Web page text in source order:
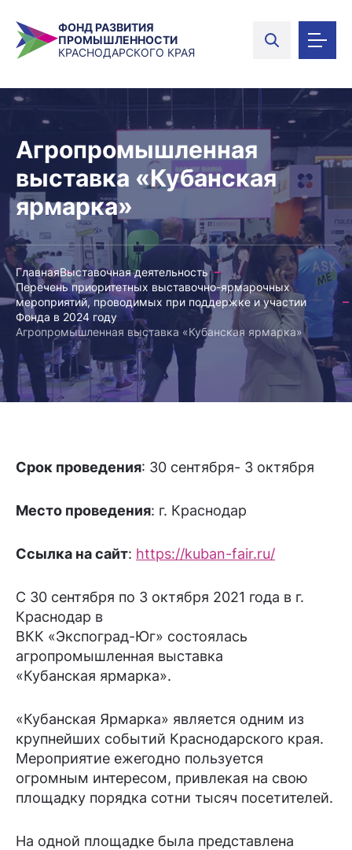
ФОНД РАЗВИТИЯ
ПРОМЫШЛЕННОСТИ
КРАСНОДАРСКОГО КРАЯ
Агропромышленная
выставка «Кубанская
ярмарка»
ГлавнаяВыставочная деятельность
Перечень приоритетных выставочно-ярмарочных
мероприятий, проводимых при поддержке и участии
Фонда в 2024 году
Агропромышленная выставка «Кубанская ярмарка»
Срок проведения: 30 сентября- 3 октября
Место проведения: г. Краснодар
Ссылка на сайт: https://kuban-fair.ru/
С 30 сентября по 3 октября 2021 года в г.
Краснодар в
ВКК «Экспоград-Юг» состоялась
агропромышленная выставка
«Кубанская ярмарка».
«Кубанская Ярмарка» является одним из
крупнейших событий Краснодарского края.
Мероприятие ежегодно пользуется
огромным интересом, привлекая на свою
площадку порядка сотни тысяч посетителей.
На одной площадке была представлена